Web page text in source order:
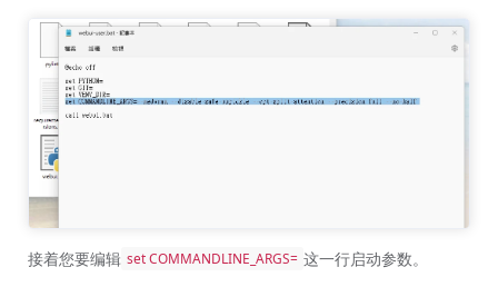
接着您要编辑 set COMMANDLINE_ARGS= 这一行启动参数。